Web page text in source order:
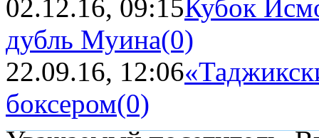
02.12.16, 09:15Кубок
дубль Муина(0)
22.09.16, 12:06
боксером(0)